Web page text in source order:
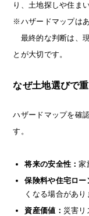
り、土地探しや住ま
※ハザードマップは
最終的な判断は、
とが大切です。
なぜ土地選びで
ハザードマップを確
す。
将来の安全性：家
保険料や住宅ロー
くなる場合があり
資産価値： 災害リ